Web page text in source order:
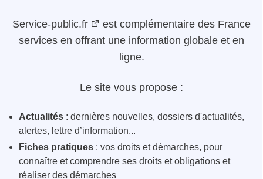
Service-public.fr
est complémentaire des France
services en offrant une information globale et en
ligne.
Le site vous propose :
Actualités : dernières nouvelles, dossiers d'actualités,
alertes, lettre d’information...
Fiches pratiques : vos droits et démarches, pour
connaître et comprendre ses droits et obligations et
réaliser des démarches